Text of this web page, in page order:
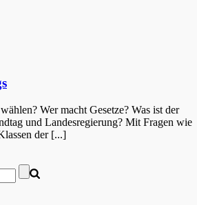
Wer macht Geset­ze? Was ist der
und Landes­re­gie­rung? Mit Fragen wie
der [...]